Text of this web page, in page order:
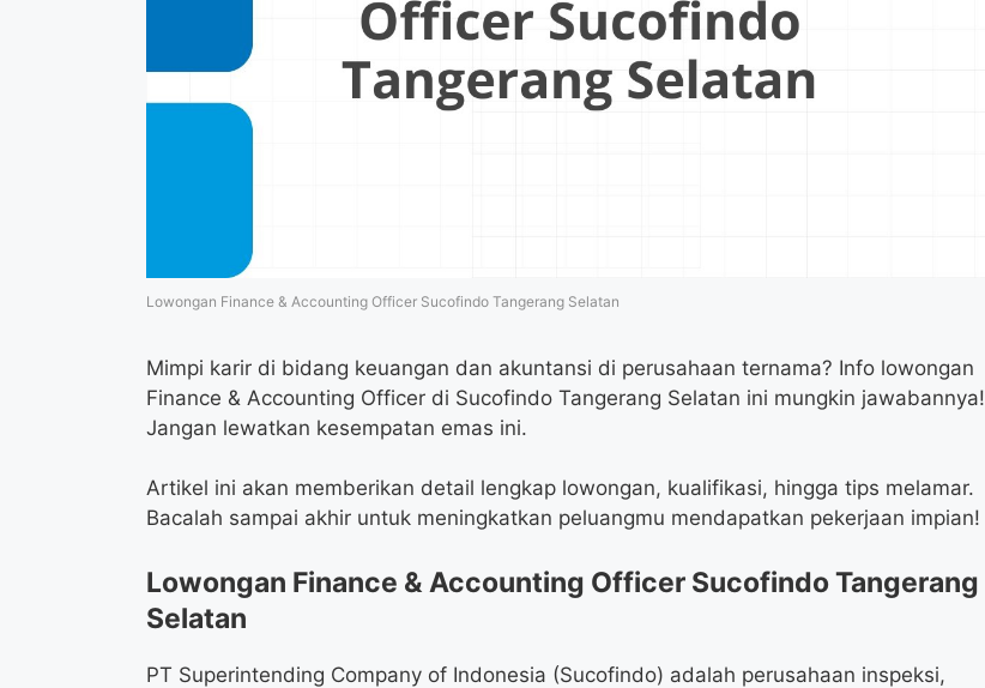
Lowongan Finance & Accounting Officer Sucofindo Tangerang Selatan
Mimpi karir di bidang keuangan dan akuntansi di perusahaan ternama? Info lowongan
Finance & Accounting Officer di Sucofindo Tangerang Selatan ini mungkin jawabannya!
Jangan lewatkan kesempatan emas ini.
Artikel ini akan memberikan detail lengkap lowongan, kualifikasi, hingga tips melamar.
Bacalah sampai akhir untuk meningkatkan peluangmu mendapatkan pekerjaan impian!
Lowongan Finance & Accounting Officer Sucofindo Tangerang
Selatan
PT Superintending Company of Indonesia (Sucofindo) adalah perusahaan inspeksi,